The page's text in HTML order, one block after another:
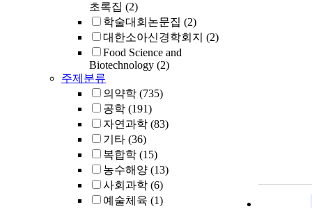
초록집 (2)
학술대회논문집 (2)
대한소아신경학회지 (2)
Food Science and
Biotechnology (2)
주제분류
의약학 (735)
공학 (191)
자연과학 (83)
기타 (36)
복합학 (15)
농수해양 (13)
사회과학 (6)
예술체육 (1)